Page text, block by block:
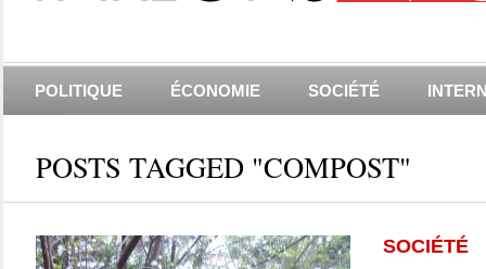
POLITIQUE ÉCONOMIE SOCIÉTÉ
POSTS TAGGED "COMPOST"
SOCIÉTÉ